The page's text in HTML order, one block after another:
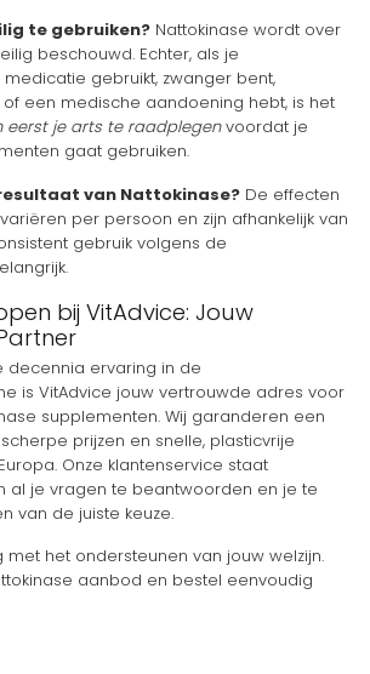
te gebruiken? Nattokinase wordt over
beschouwd. Echter, als je
gebruikt, zwanger bent,
een medische aandoening hebt, is het
je arts te raadplegenvoordat je
gaat gebruiken.
van Nattokinase? De effecten
per persoon en zijn afhankelijk van
gebruik volgens de
bij VitAdvice: Jouw
decennia ervaring in de
is VitAdvice jouw vertrouwde adres voor
supplementen. Wij garanderen een
prijzen en snelle, plasticvrije
Onze klantenservice staat
al je vragen te beantwoorden en je te
van de juiste keuze.
het ondersteunen van jouw welzijn.
aanbod en bestel eenvoudig